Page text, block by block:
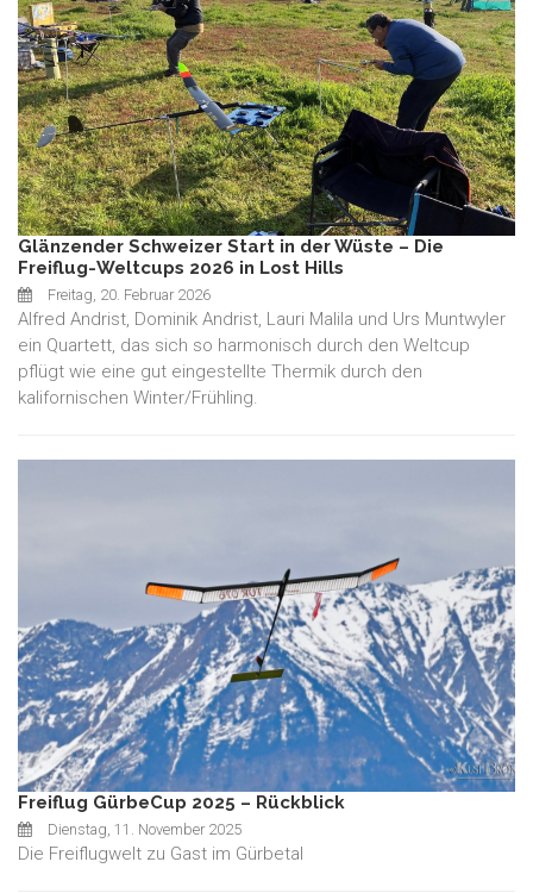
Glänzender Schweizer Start in der Wüste – Die
Freiflug-Weltcups 2026 in Lost Hills
Freitag, 20. Februar 2026
Alfred Andrist, Dominik Andrist, Lauri Malila und Urs Muntwyler
ein Quartett, das sich so harmonisch durch den Weltcup
pflügt wie eine gut eingestellte Thermik durch den
kalifornischen Winter/Frühling.
Freiflug GürbeCup 2025 – Rückblick
Dienstag, 11. November 2025
Die Freiflugwelt zu Gast im Gürbetal